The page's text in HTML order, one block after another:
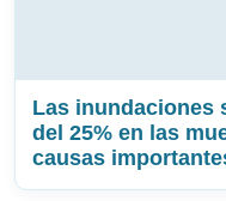
Las inundaciones
del 25% en las
causas